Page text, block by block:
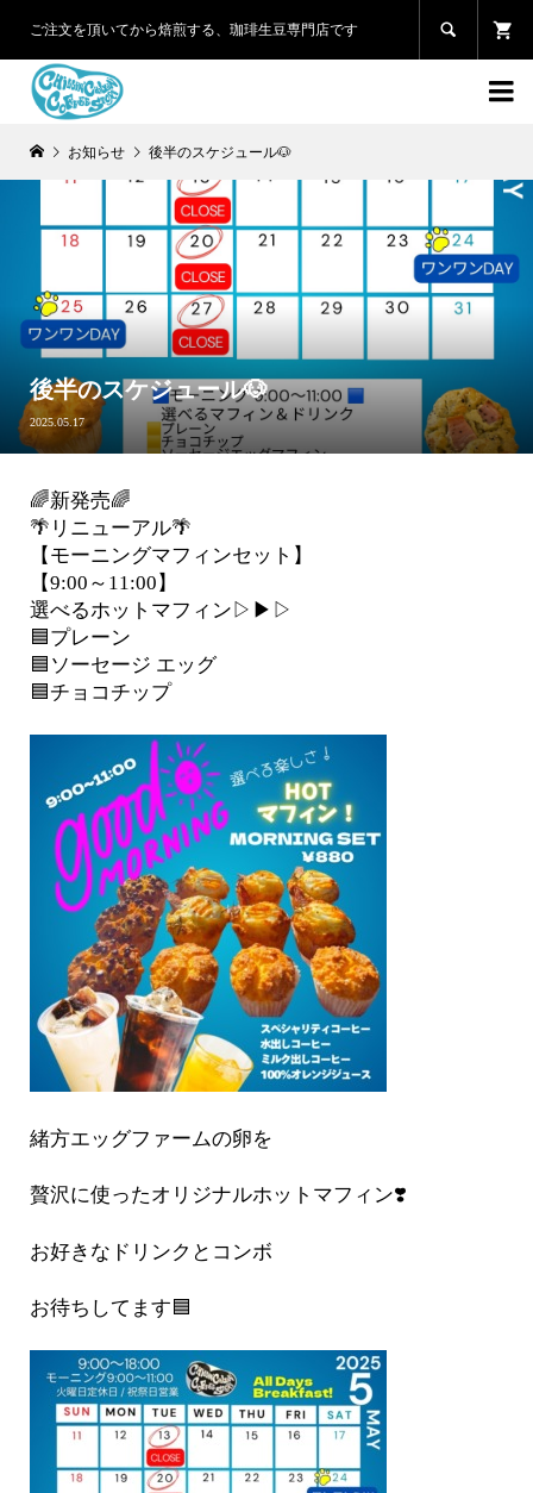
ご注文を頂いてから焙煎する、珈琲生豆専門店です 

お知らせ 後半のスケジュール🐶
後半のスケジュール🐶
2025.05.17
🌈新発売🌈
🌴リニューアル🌴
【モーニングマフィンセット】
【9:00～11:00】
選べるホットマフィン▷▶▷
🟦プレーン
🟦ソーセージ エッグ
🟦チョコチップ
緒方エッグファームの卵を
贅沢に使ったオリジナルホットマフィン❣️
お好きなドリンクとコンボ
お待ちしてます🟦